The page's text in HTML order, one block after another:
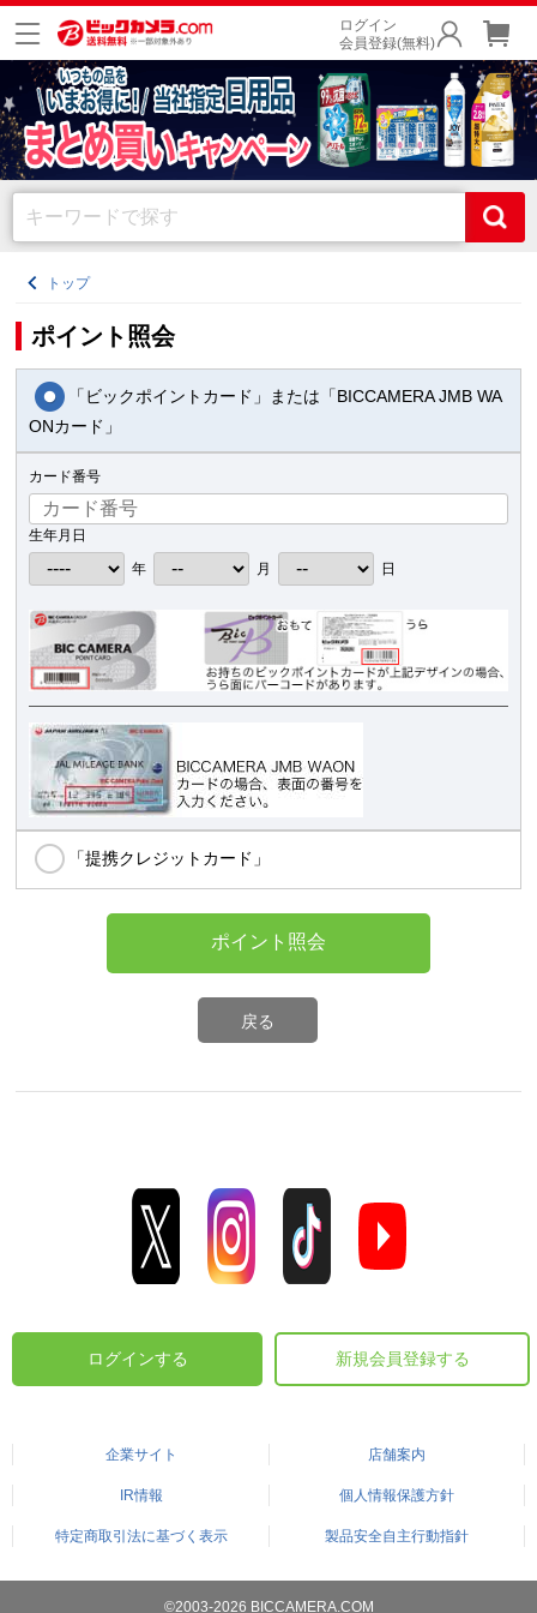
ログイン
会員登録(無料)
トップ
ポイント照会
「ビックポイントカード」または「BICCAMERA JMB WA
ONカード」
カード番号
生年月日
年
月 日
「提携クレジットカード」
ポイント照会
戻る
ログインする 新規会員登録する
企業サイト 店舗案内
IR情報 個人情報保護方針
特定商取引法に基づく表示 製品安全自主行動指針
©2003-2026 BICCAMERA.COM